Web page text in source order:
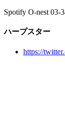
Spotify O-nest 03-
ハープスター
https://